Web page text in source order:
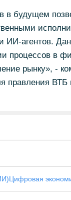
будущем
ИИ-агентов.
процессов в
рынку», -
правления ВТБ
Цифровая